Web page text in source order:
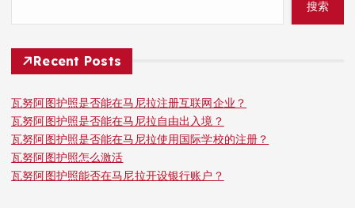
搜索
Recent Posts
瓦努阿图护照是否能在马尼拉注册互联网企业？
瓦努阿图护照是否能在马尼拉自由出入境？
瓦努阿图护照是否能在马尼拉使用国际学校的注册？
瓦努阿图护照怎么激活
瓦努阿图护照能否在马尼拉开设银行账户？